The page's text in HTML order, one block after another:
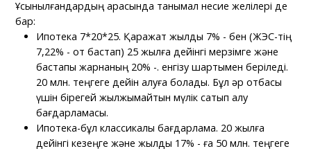
Ұсынылғандардың арасында танымал несие желілері де
бар:
Ипотека 7*20*25. Қаражат жылдық 7% - бен (ЖЭС-тің
7,22% - от бастап) 25 жылға дейінгі мерзімге және
бастапқы жарнаның 20% -. енгізу шартымен беріледі.
20 млн. теңгеге дейін алуға болады. Бұл әр отбасы
үшін бірегей жылжымайтын мүлік сатып алу
бағдарламасы.
Ипотека-бұл классикалық бағдарлама. 20 жылға
дейінгі кезеңге және жылдық 17% - ға 50 млн. теңгеге